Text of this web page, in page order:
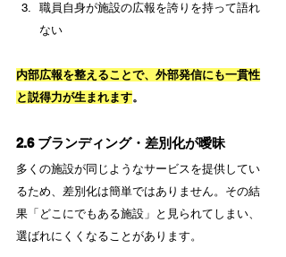
職員自身が施設の広報を誇りを持って語れ
ない
内部広報を整えることで、外部発信にも一貫性
と説得力が生まれます。
2.6 ブランディング・差別化が曖昧
多くの施設が同じようなサービスを提供してい
るため、差別化は簡単ではありません。その結
果「どこにでもある施設」と見られてしまい、
選ばれにくくなることがあります。